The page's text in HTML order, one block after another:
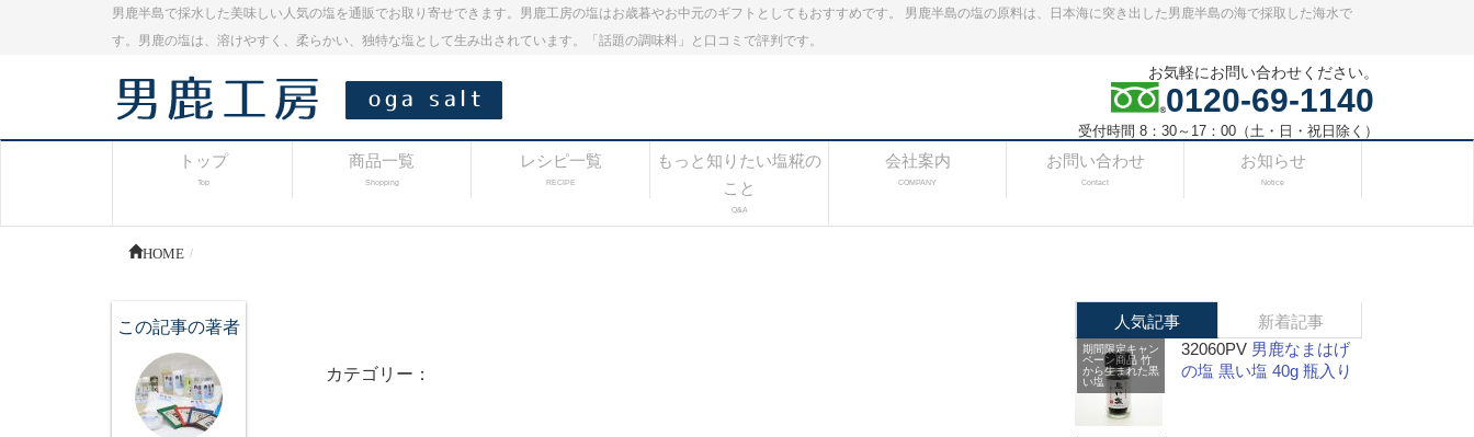
男鹿半島で採水した美味しい人気の塩を通販でお取り寄せできます。男鹿工房の塩はお歳暮やお中元のギフトとしてもおすすめです。 男鹿半島の塩の原料は、日本海に突き出した男鹿半島の海で採取した海水で
す。男鹿の塩は、溶けやすく、柔らかい、独特な塩として生み出されています。「話題の調味料」と口コミで評判です。
お気軽にお問い合わせください。
0120-69-1140
受付時間 8：30～17：00（土・日・祝日除く）
トップ
Top
商品一覧
Shopping
レシピ一覧
RECIPE
もっと知りたい塩糀の
こと
Q&A
会社案内
COMPANY
お問い合わせ
Contact
お知らせ
Notice
HOME
カテゴリー：
この記事の著者 人気記事 新着記事
期間限定キャン
ペーン商品 竹
から生まれた黒
い塩
32060PV 男鹿なまはげ
の塩 黒い塩 40g 瓶入り